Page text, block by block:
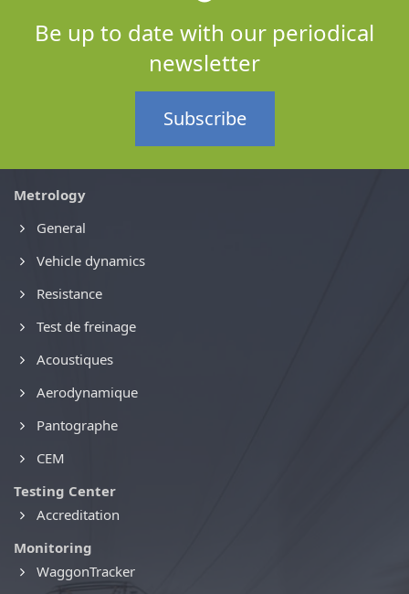
Be up to date with our periodical
newsletter
Subscribe
Metrology
General
Vehicle dynamics
Resistance
Test de freinage
Acoustiques
Aerodynamique
Pantographe
CEM
Testing Center
Accreditation
Monitoring
WaggonTracker